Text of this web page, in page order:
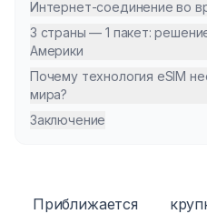
Интернет-соединение во
3 страны — 1 пакет:
Америки
Почему технология eSIM
мира?
Заключение
Приближается